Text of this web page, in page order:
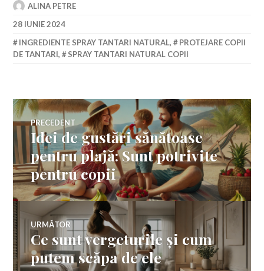
ALINA PETRE
28 IUNIE 2024
INGREDIENTE SPRAY TANTARI NATURAL,
PROTEJARE COPII
DE TANTARI, SPRAY TANTARI NATURAL COPII
Navigare
în
articole
PRECEDENT
Articolul
anterior:
Idei de gustări sănătoase
pentru plajă: Sunt potrivite
pentru copii
URMĂTOR
Articolul
următor:
Ce sunt vergeturile și cum
putem scăpa de ele